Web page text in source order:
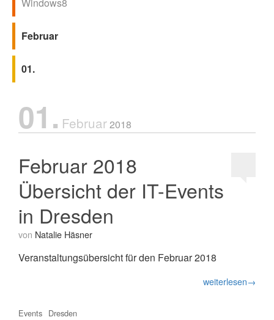
Windows8
Februar
01.
01. Februar2018
Februar 2018
Übersicht der IT-Events
in Dresden
von Natalie Häsner
Veranstaltungsübersicht für den Februar 2018
weiterlesen→
Events Dresden